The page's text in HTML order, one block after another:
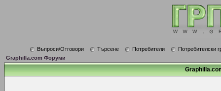
Въпроси/Отговори Търсене Потребители
Потребителски
Graphilla.com Форуми